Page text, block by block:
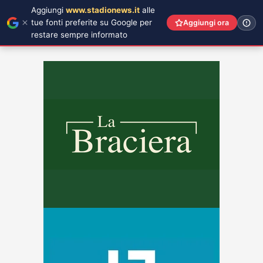
Aggiungi www.stadionews.it alle
tue fonti preferite su Google per
restare sempre informato
Aggiungi ora